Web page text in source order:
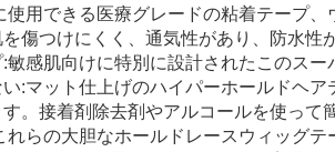
使用できる医療グレードの粘着テープ
傷つけにくく、通気性があり、防水性
感肌向けに特別に設計されたこのス
:マット仕上げのハイパーホールドヘ
。接着剤除去剤やアルコールを使って
れらの大胆なホールドレースウィッグ